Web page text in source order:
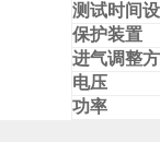
测试时间
保护装置
进气调整
电压
功率